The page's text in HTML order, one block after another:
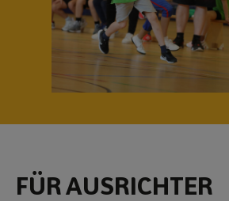
FÜR AUSRICHTER